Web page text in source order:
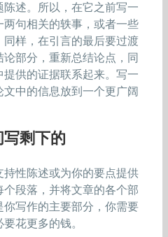
述。所以，在它之前写一
句相关的轶事，或者一些
样，在引言的最后要过渡
部分，重新总结论点，同
供的证据联系起来。写一
中的信息放到一个更广阔
剩下的
性陈述或为你的要点提供
段落，并将文章的各个部
写作的主要部分，你需要
花更多的钱。